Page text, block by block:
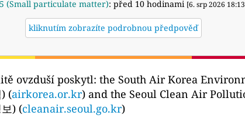
(Small particulate matter): před 10 hodinami [6. srp 2026
kliknutím zobrazíte podrobnou předpověď
ovzduší poskytl: the South Air Korea
(airkorea.or.kr) and the Seoul Clean Air
) (cleanair.seoul.go.kr)